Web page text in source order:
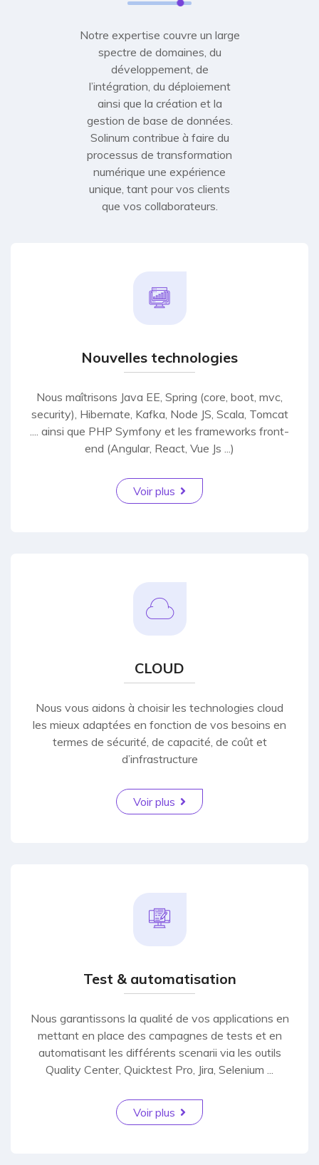
Notre expertise couvre un large
spectre de domaines, du
développement, de
l’intégration, du déploiement
ainsi que la création et la
gestion de base de données.
Solinum contribue à faire du
processus de transformation
numérique une expérience
unique, tant pour vos clients
que vos collaborateurs.
Nouvelles technologies
Nous maîtrisons Java EE, Spring (core, boot, mvc,
security), Hibernate, Kafka, Node JS, Scala, Tomcat
.... ainsi que PHP Symfony et les frameworks front-
end (Angular, React, Vue Js ...)
Voir plus
CLOUD
Nous vous aidons à choisir les technologies cloud
les mieux adaptées en fonction de vos besoins en
termes de sécurité, de capacité, de coût et
d’infrastructure
Voir plus
Test & automatisation
Nous garantissons la qualité de vos applications en
mettant en place des campagnes de tests et en
automatisant les différents scenarii via les outils
Quality Center, Quicktest Pro, Jira, Selenium ...
Voir plus